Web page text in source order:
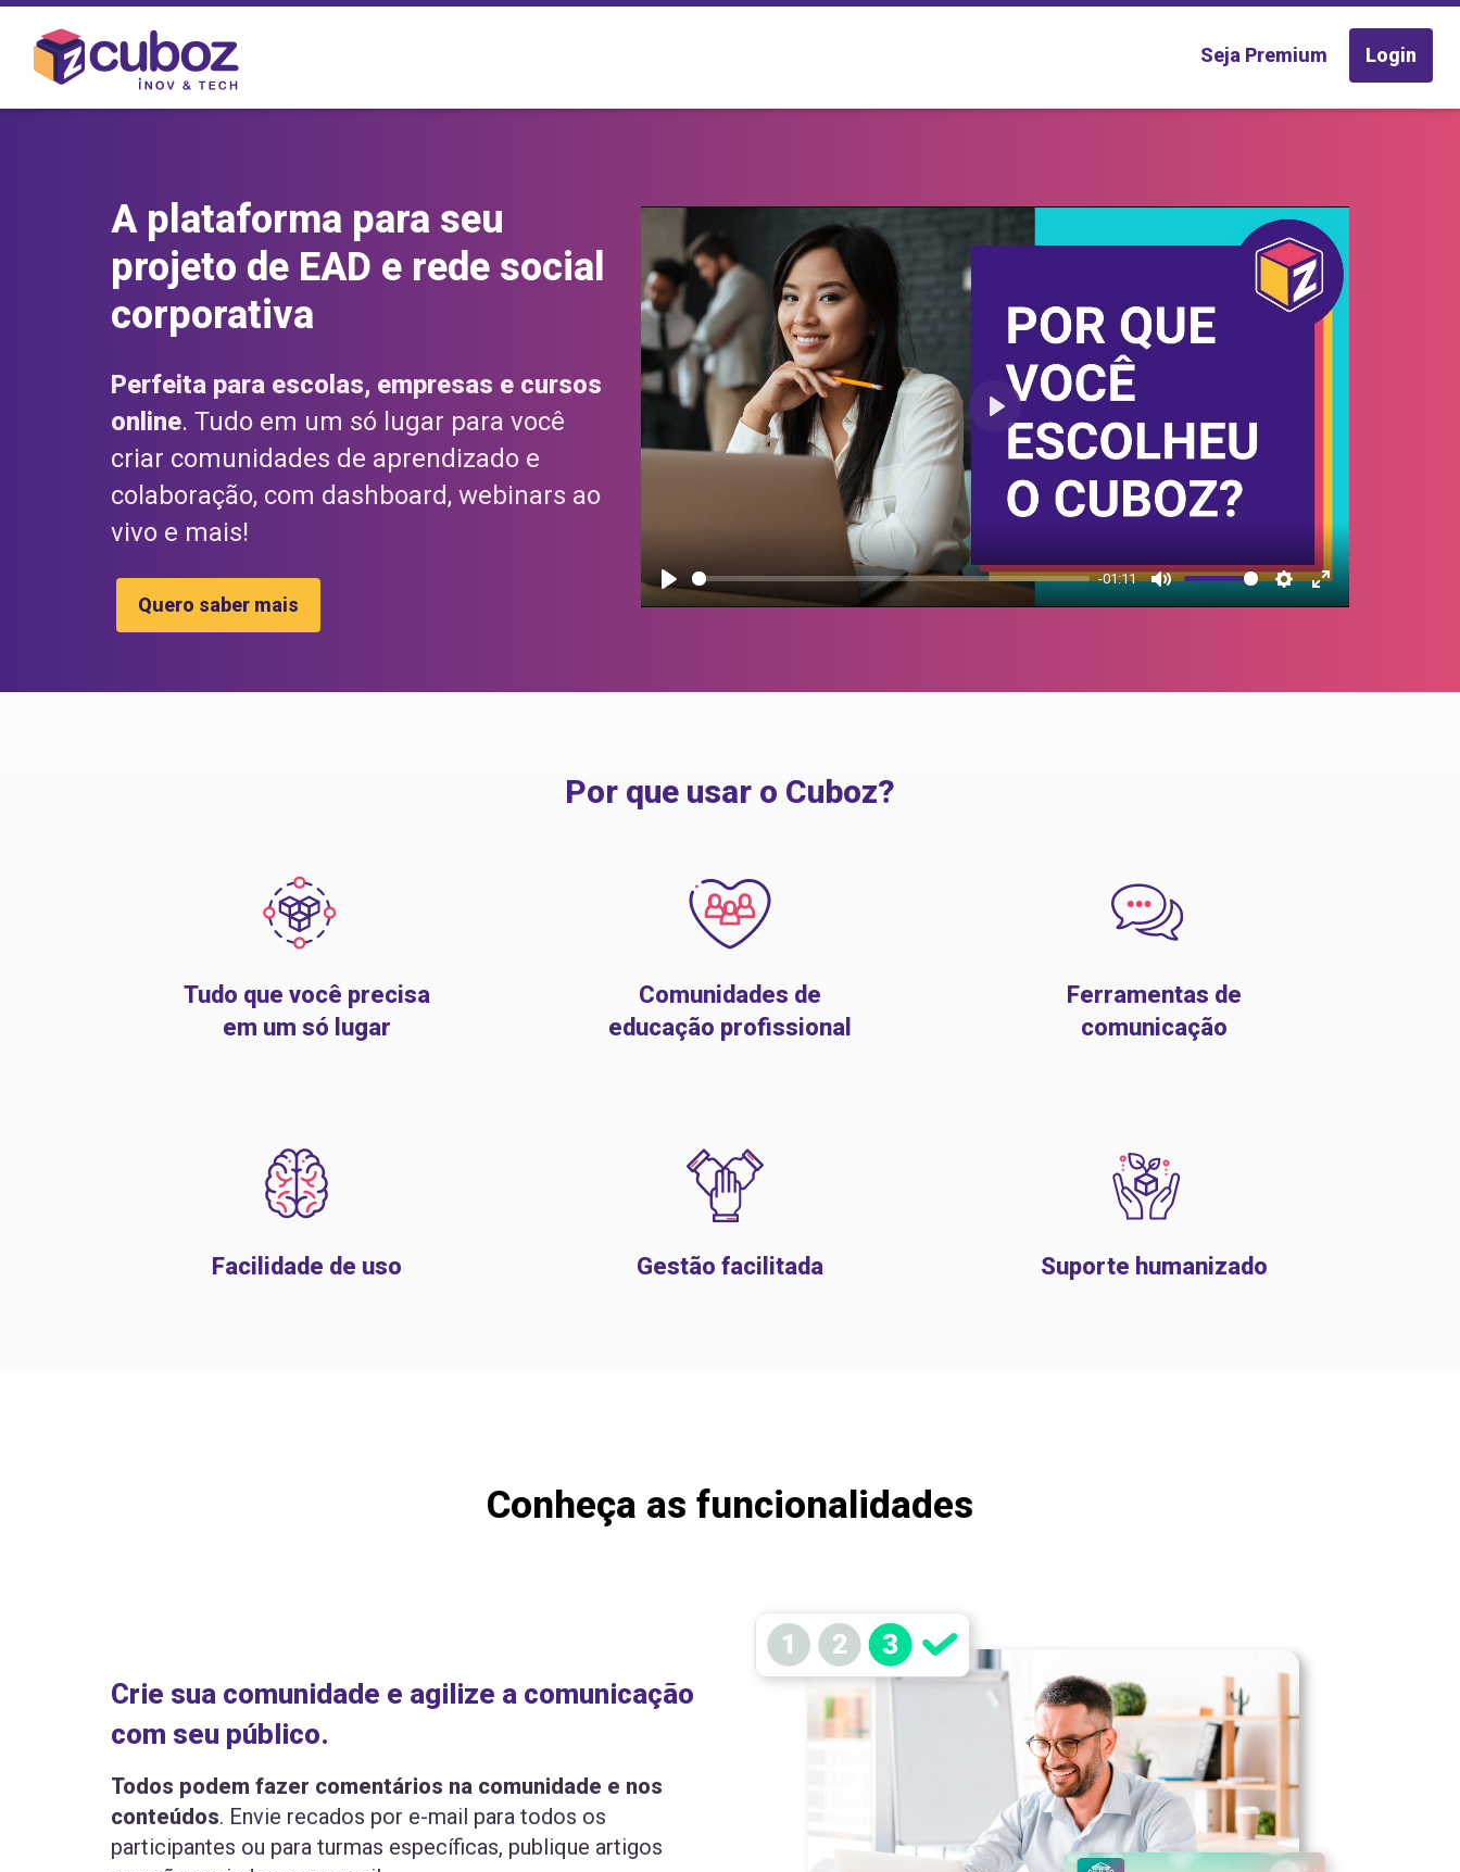
Seja Premium Login
A plataforma para seu
projeto de EAD e rede social
corporativa
Perfeita para escolas, empresas e cursos
online. Tudo em um só lugar para você
criar comunidades de aprendizado e
colaboração, com dashboard, webinars ao
vivo e mais!
Quero saber mais Play
-01:11
Mute Settings
Enter
Play
Por que usar o Cuboz?
Tudo que você precisa
em um só lugar
Comunidades de
educação profissional
Ferramentas de
comunicação
Facilidade de uso Gestão facilitada Suporte humanizado
Conheça as funcionalidades
Crie sua comunidade e agilize a comunicação
com seu público.
Todos podem fazer comentários na comunidade e nos
conteúdos. Envie recados por e-mail para todos os
participantes ou para turmas específicas, publique artigos